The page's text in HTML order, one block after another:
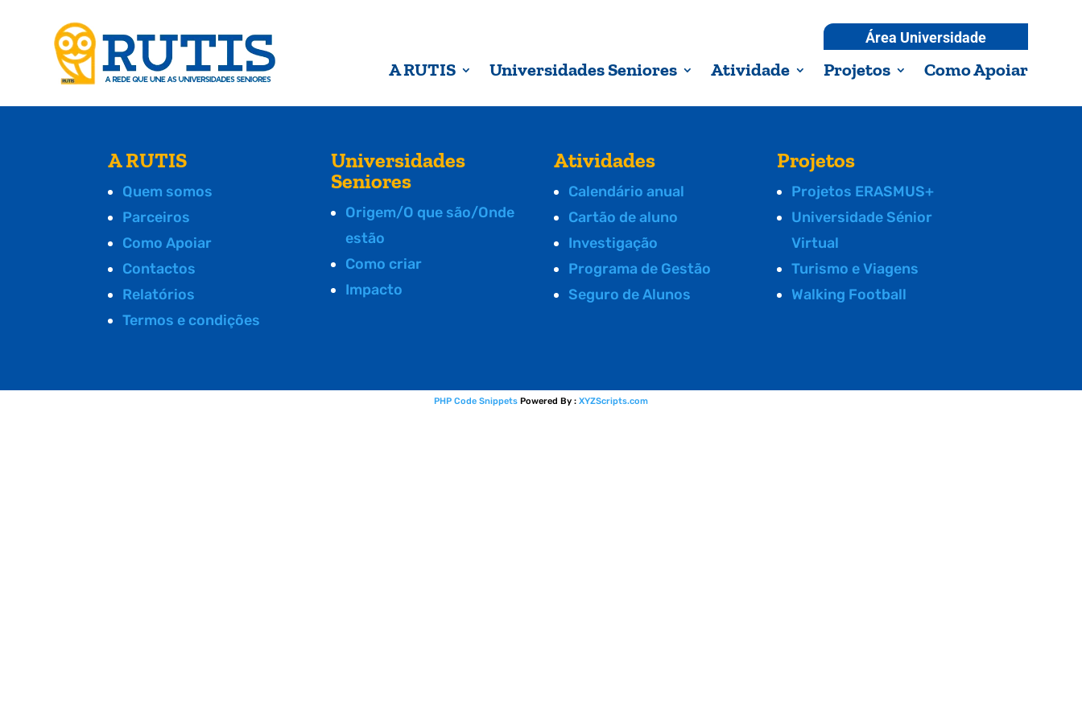
Área Universidade
A RUTIS Universidades Seniores Atividade Projetos Como Apoiar
A RUTIS
Quem somos
Parceiros
Como Apoiar
Contactos
Relatórios
Termos e condições
Universidades
Seniores
Origem/O que são/Onde
estão
Como criar
Impacto
Atividades
Calendário anual
Cartão de aluno
Investigação
Programa de Gestão
Seguro de Alunos
Projetos
Projetos ERASMUS+
Universidade Sénior
Virtual
Turismo e Viagens
Walking Football
PHP Code Snippets Powered By : XYZScripts.com